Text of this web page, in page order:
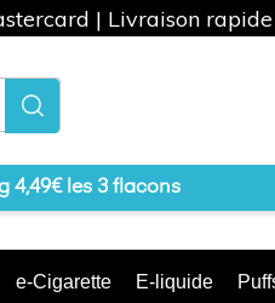
4,49€ les 3 flacons
e-Cigarette E-liquide
| Livraison